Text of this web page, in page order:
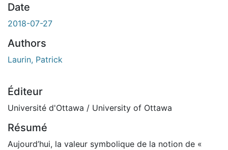
Date
2018-07-27
Authors
Laurin, Patrick
Éditeur
Université d'Ottawa / University of Ottawa
Résumé
Aujourd’hui, la valeur symbolique de la notion de «